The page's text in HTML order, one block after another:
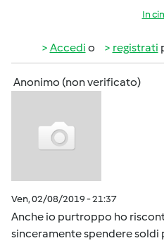
In
Accedi o registrati
Anonimo (non verificato)
Ven, 02/08/2019 - 21:37
Anche io purtroppo ho
sinceramente spendere soldi